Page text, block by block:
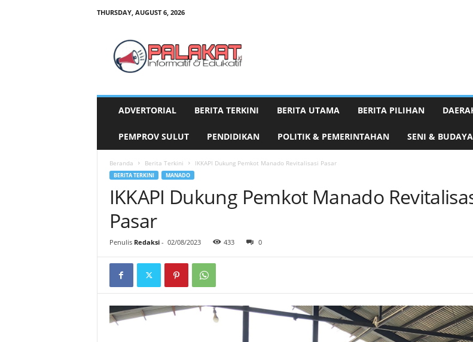
THURSDAY, AUGUST 6, 2026
ADVERTORIAL BERITA TERKINI BERITA UTAMA BERITA PILIHAN
PEMPROV SULUT PENDIDIKAN POLITIK & PEMERINTAHAN SENI & BUDAYA
Beranda Berita Terkini IKKAPI Dukung Pemkot Manado Revitalisasi Pasar
BERITA TERKINI MANADO
IKKAPI Dukung Pemkot Manado
Pasar
Penulis Redaksi- 02/08/2023 433 0